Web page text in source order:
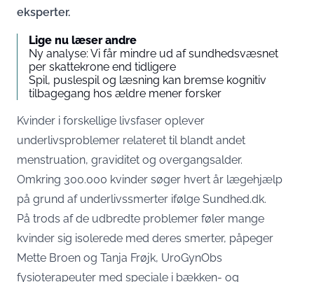
eksperter.
Lige nu læser andre
Ny analyse: Vi får mindre ud af sundhedsvæsnet
per skattekrone end tidligere
Spil, puslespil og læsning kan bremse kognitiv
tilbagegang hos ældre mener forsker
Kvinder i forskellige livsfaser oplever
underlivsproblemer relateret til blandt andet
menstruation, graviditet og overgangsalder.
Omkring 300.000 kvinder søger hvert år lægehjælp
på grund af underlivssmerter ifølge Sundhed.dk.
På trods af de udbredte problemer føler mange
kvinder sig isolerede med deres smerter, påpeger
Mette Broen og Tanja Frøjk, UroGynObs
fysioterapeuter med speciale i bækken- og